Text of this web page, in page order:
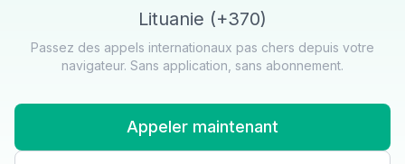
Lituanie (+370)
Passez des appels internationaux pas chers depuis votre
navigateur. Sans application, sans abonnement.
Appeler maintenant